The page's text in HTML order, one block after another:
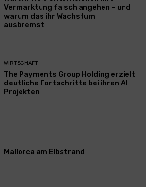
Vermarktung falsch angehen – und
warum das ihr Wachstum
ausbremst
WIRTSCHAFT
The Payments Group Holding erzielt
deutliche Fortschritte bei ihren AI-
Projekten
Mallorca am Elbstrand